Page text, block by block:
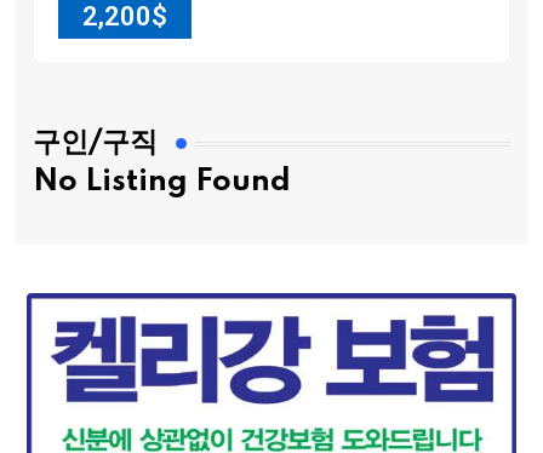
2,200$
구인/구직
No Listing Found